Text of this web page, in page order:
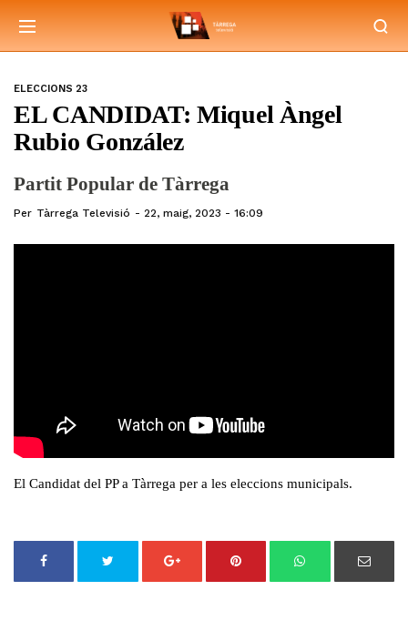
ELECCIONS 23
EL CANDIDAT: Miquel Àngel
Rubio González
Partit Popular de Tàrrega
Per Tàrrega Televisió 22, maig, 2023 - 16:09
El Candidat del PP a Tàrrega per a les eleccions municipals.